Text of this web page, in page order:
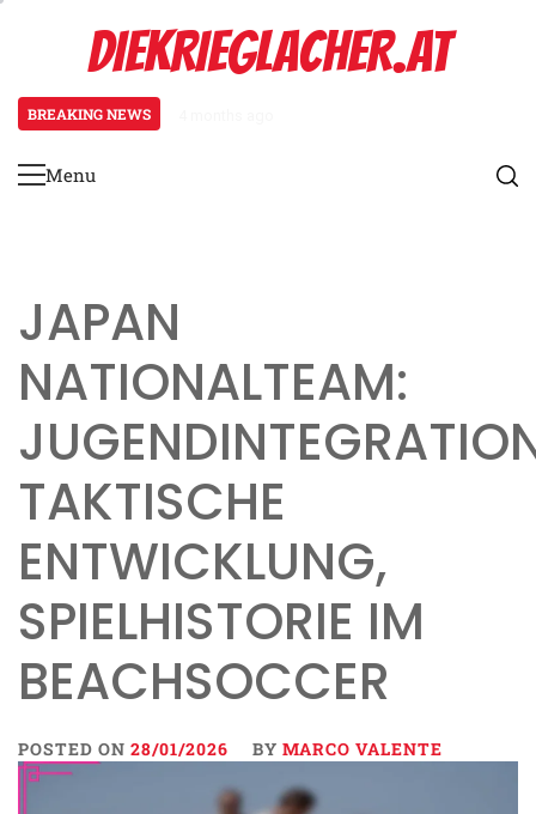
DIEKRIEGLACHER.AT
BREAKING NEWS
Primary
Menu
JAPAN
NATIONALTEAM:
TAKTISCHE
ENTWICKLUNG,
SPIELHISTORIE IM
BEACHSOCCER
POSTED ON 28/01/2026 BY MARCO VALENTE